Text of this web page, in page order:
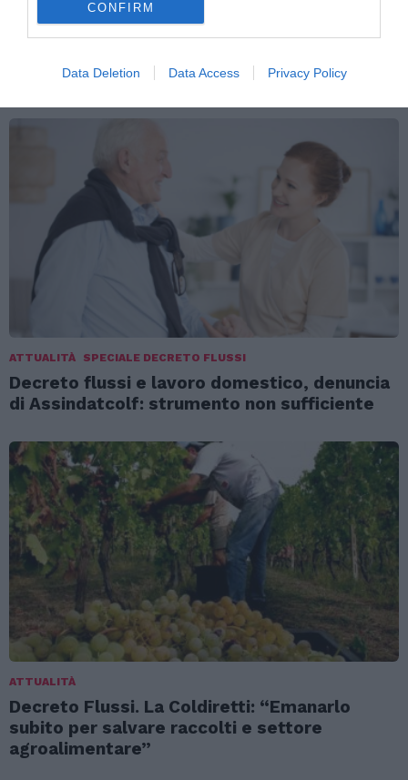
CONFIRM
Data Deletion Data Access Privacy Policy
SPECIALE DECRETO FLUSSI
Decreto flussi e trasferimento delle
contro il governo
ATTUALITÀ SPECIALE DECRETO FLUSSI
Decreto flussi e lavoro domestico, denuncia
di Assindatcolf: strumento non sufficiente
ATTUALITÀ
Decreto Flussi. La Coldiretti: “Emanarlo
subito per salvare raccolti e settore
agroalimentare”